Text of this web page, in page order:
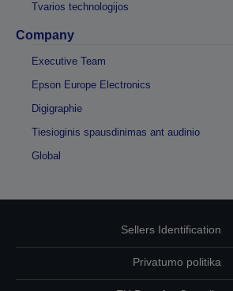
Tvarios technologijos
Company
Executive Team
Epson Europe Electronics
Digigraphie
Tiesioginis spausdinimas ant audinio
Global
Sellers Identification
Privatumo politika